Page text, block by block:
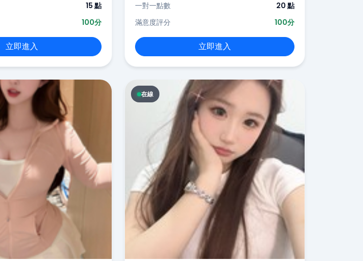
15 點
100分
立即進入
一對一點數
20 點
滿意度評分
100分
立即進入
在線